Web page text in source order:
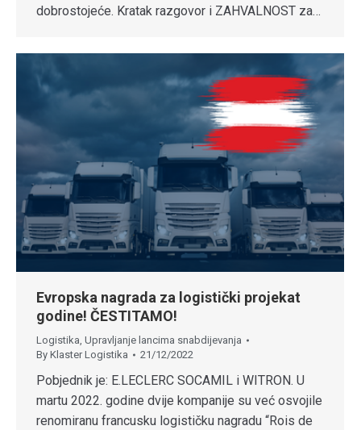
dobrostojeće. Kratak razgovor i ZAHVALNOST za…
Evropska nagrada za logistički projekat
godine! ČESTITAMO!
Logistika Upravljanje lancima snabdijevanja
By Klaster Logistika 21/12/2022
Pobjednik je: E.LECLERC SOCAMIL i WITRON. U
martu 2022. godine dvije kompanije su već osvojile
renomiranu francusku logističku nagradu “Rois de